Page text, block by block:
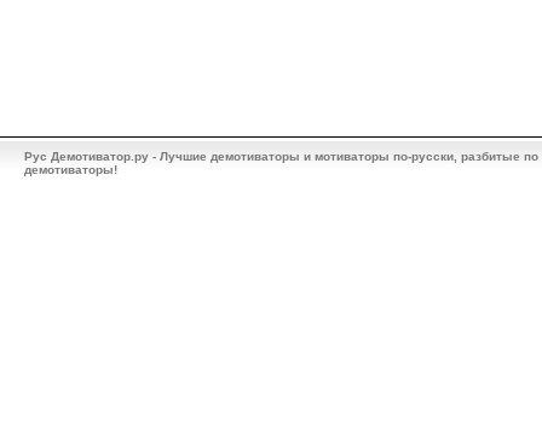
Рус Демотиватор.ру - Лучшие демотиваторы и мотиваторы по-русски, разбитые
демотиваторы!